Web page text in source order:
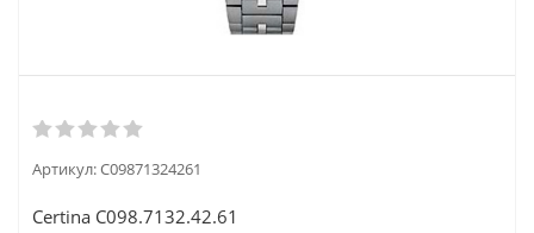
Артикул:C09871324261
Certina C098.7132.42.61